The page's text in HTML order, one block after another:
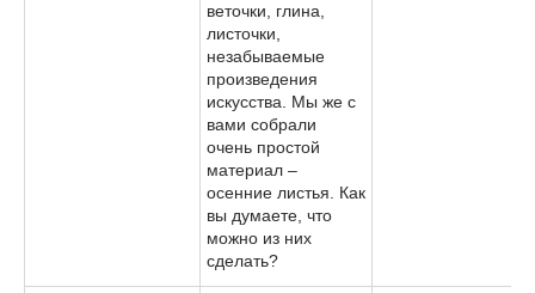
веточки, глина,
листочки,
незабываемые
произведения
искусства. Мы же с
вами собрали
очень простой
материал –
осенние листья. Как
вы думаете, что
можно из них
сделать?